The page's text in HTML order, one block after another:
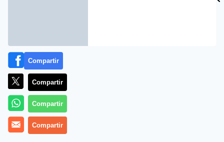
(Jesús Bastante).- Tal día como hoy, hace
más de un millón de jóvenes se agolpaban entre la
Compartir
Compartir
Compartir
Compartir